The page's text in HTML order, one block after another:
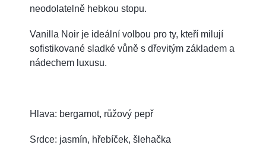
neodolatelně hebkou stopu.
Vanilla Noir je ideální volbou pro ty, kteří milují
sofistikované sladké vůně s dřevitým základem a
nádechem luxusu.
Hlava: bergamot, růžový pepř
Srdce: jasmín, hřebíček, šlehačka